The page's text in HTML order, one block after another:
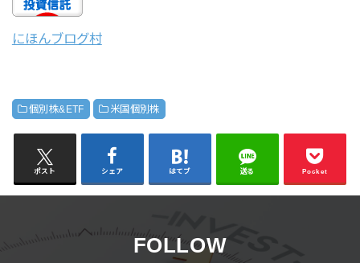
にほんブログ村
個別株&ETF 米国個別株
ポスト シェア はてブ 送る Pocket
FOLLOW